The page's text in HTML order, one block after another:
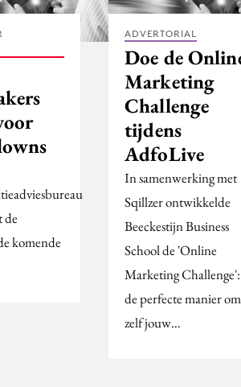
de
komende
ADVERTORIAL
Doe de
Marketing
Challenge
tijdens
AdfoLive
In samenwerking met
Sqillzer ontwikkelde
Beeckestijn Business
School de 'Online
Marketing Challenge':
de perfecte manier om
zelf jouw…